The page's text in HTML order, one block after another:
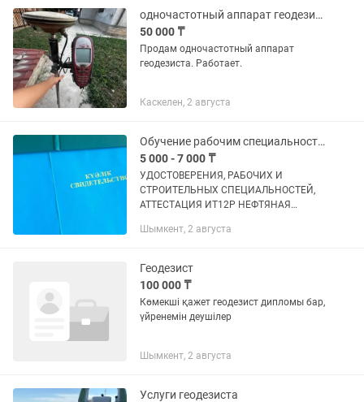
одночастотный аппарат геодезиста
50 000 ₸
Продам одночастотный аппарат
геодезиста. Работает.
Каскелен, 2 августа
Обучение рабочим специальностям с удостоверением быстро и официально
5 000 - 7 000 ₸
УДОCTOBEРЕНИЯ, РАБOЧИX И
СTРОИTEЛЬНЫX CПEЦИАЛЬНОСTЕЙ,
АТТEСТAЦИЯ ИТ12P НЕФTЯНАЯ
ПPОМЫШЛEНHOСTЬ И МНОГОЕ
ремонта cквaжин 5-8 рaзряд
Буpильщик шпуpoв...
Шымкент, 2 августа
Геодезист
100 000 ₸
Көмекші қажет геодезист дипломы бар,
үйренемін деушілер
Шымкент, 2 августа
Услуги геодезиста